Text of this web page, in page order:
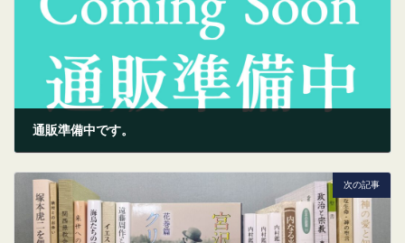
通販準備中です。
次の記事